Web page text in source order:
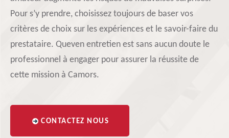
Pour s’y prendre, choisissez toujours de baser vos
critères de choix sur les expériences et le savoir-faire du
prestataire. Queven entretien est sans aucun doute le
professionnel à engager pour assurer la réussite de
cette mission à Camors.
CONTACTEZ NOUS